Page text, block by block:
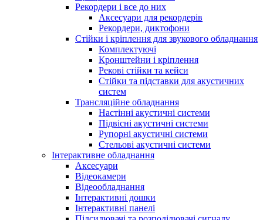
Рекордери і все до них
Аксесуари для рекордерів
Рекордери, диктофони
Стійки і кріплення для звукового обладнання
Комплектуючі
Кронштейни і кріплення
Рекові стійки та кейси
Стійки та підставки для акустичних
систем
Трансляційне обладнання
Настінні акустичні системи
Підвісні акустичні системи
Рупорні акустичні системи
Стельові акустичні системи
Інтерактивне обладнання
Аксесуари
Відеокамери
Відеообладнання
Інтерактивні дошки
Інтерактивні панелі